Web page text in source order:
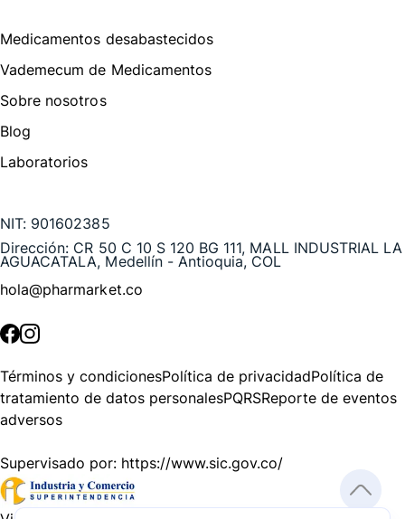
Medicamentos desabastecidos
Vademecum de Medicamentos
Sobre nosotros
Blog
Laboratorios
NIT: 901602385
Dirección: CR 50 C 10 S 120 BG 111, MALL INDUSTRIAL LA
AGUACATALA, Medellín - Antioquia, COL
hola@pharmarket.co
Términos y condicionesPolítica de privacidadPolítica de
tratamiento de datos personalesPQRSReporte de eventos
adversos
Supervisado por: https://www.sic.gov.co/